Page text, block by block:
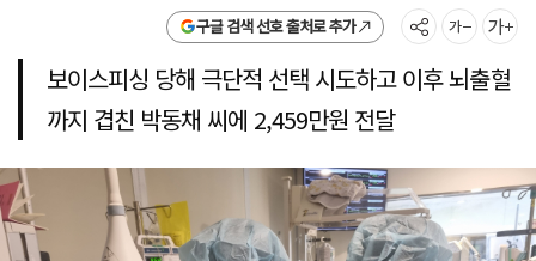
구글 검색 선호 출처로 추가
보이스피싱 당해 극단적 선택 시도하고 이후 뇌출혈
까지 겹친 박동채 씨에 2,459만원 전달